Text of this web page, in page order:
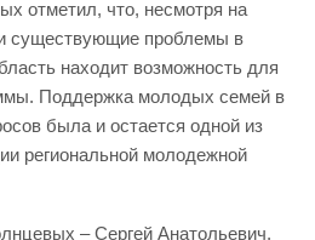
отметил, что, несмотря на
существующие проблемы в
находит возможность для
Поддержка молодых семей в
была и остается одной из
региональной молодежной
– Сергей Анатольевич,